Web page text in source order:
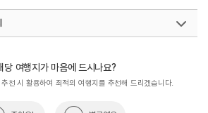
-모두의여행)
033-738-3425
당 여행지가 마음에 드시나요?
천 시 활용하여 최적의 여행지를 추천해 드리겠습니다.